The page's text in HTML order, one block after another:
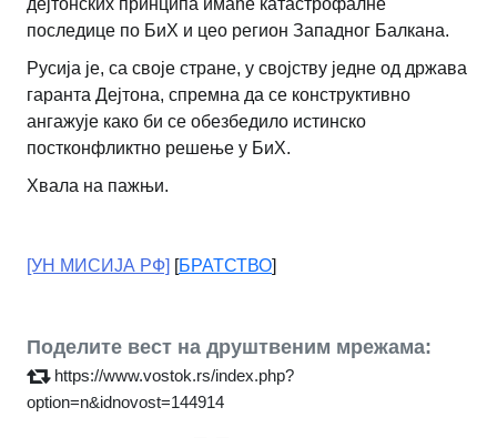
последице по БиХ и цео регион Западног Балкана.
Русија је, са своје стране, у својству једне од држава
гаранта Дејтона, спремна да се конструктивно
ангажује како би се обезбедило истинско
постконфликтно решење у БиХ.
Хвала на пажњи.
[УН МИСИЈА РФ] [БРАТСТВО]
Поделите вест на друштвеним мрежама:
https://www.vostok.rs/index.php?
option=n&idnovost=144914